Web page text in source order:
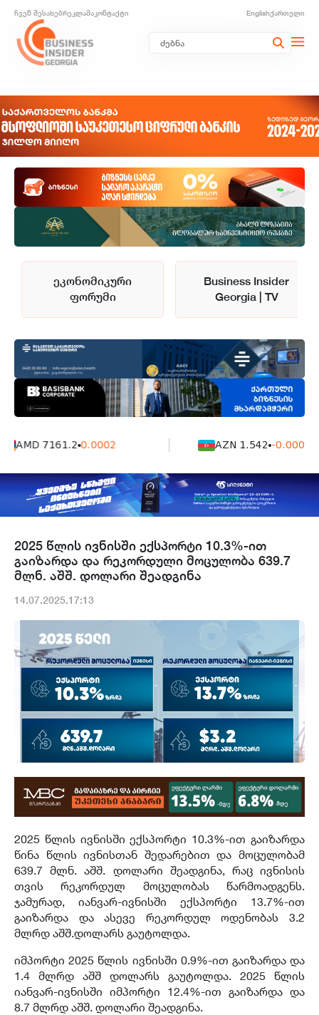
ჩვენ შესახებრეკლამაკონტაქტი Englishქართული
ეკონომიკური
ფორუმი
Business Insider
Georgia | TV
AMD 7161.2 0.0002 AZN 1.542 -0.0006
2025 წლის ივნისში ექსპორტი 10.3%-ით
გაიზარდა და რეკორდული მოცულობა 639.7
მლნ. აშშ. დოლარი შეადგინა
14.07.2025.17:13
2025 წლის ივნისში ექსპორტი 10.3%-ით გაიზარდა
წინა წლის ივნისთან შედარებით და მოცულობამ
639.7 მლნ. აშშ. დოლარი შეადგინა, რაც ივნისის
თვის რეკორდულ მოცულობას წარმოადგენს.
ჯამურად, იანვარ-ივნისში ექსპორტი 13.7%-ით
გაიზარდა და ასევე რეკორდულ ოდენობას 3.2
მლრდ აშშ.დოლარს გაუტოლდა.
იმპორტი 2025 წლის ივნისში 0.9%-ით გაიზარდა და
1.4 მლრდ აშშ დოლარს გაუტოლდა. 2025 წლის
იანვარ-ივნისში იმპორტი 12.4%-ით გაიზარდა და
8.7 მლრდ აშშ. დოლარი შეადგინა.